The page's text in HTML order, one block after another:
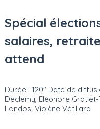
Spécial
salaires,
attend
Durée : 120" Date de
Declemy, Eléonore
Londos, Violène Vétillard